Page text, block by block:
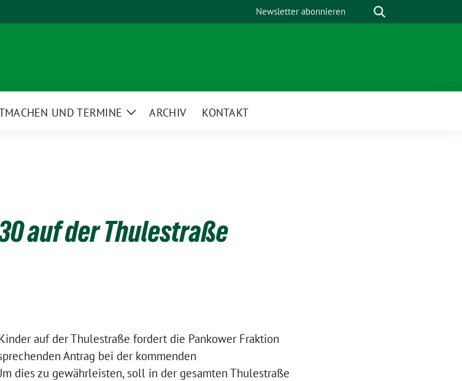
Newsletter abonnieren Suche
UND TERMINE
ZeigeARCHIV KONTAKT
auf der Thulestraße
auf der Thulestraße fordert die Pankower Fraktion
Antrag bei der kommenden
dies zu gewährleisten, soll in der gesamten Thulestraße